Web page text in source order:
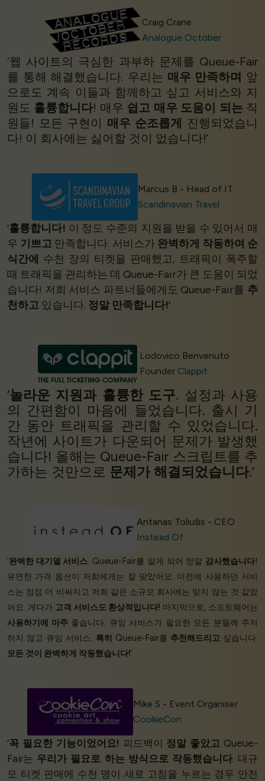
Craig Crane
Analogue October
‘웹 사이트의 극심한 과부하 문제를 Queue-Fair
를 통해 해결했습니다. 우리는 매우 만족하며 앞
으로도 계속 이들과 함께하고 싶고 서비스와 지
원도 훌륭합니다! 매우 쉽고 매우 도움이 되는 직
원들! 모든 구현이 매우 순조롭게
진행되었습니
다! 이 회사에는 싫어할 것이 없습니다!’
Marcus B - Head of IT
Scandinavian Travel
‘훌륭합니다! 이 정도 수준의 지원을 받을 수 있어서 매
우 기쁘고 만족합니다. 서비스가 완벽하게 작동하여 순
식간에
수천 장의 티켓을 판매했고, 트래픽이 폭주할
때 트래픽을 관리하는 데 Queue-Fair가 큰 도움이 되었
습니다! 저희 서비스 파트너들에게도 Queue-Fair를 추
천하고 있습니다. 정말 만족합니다!’
Lodovico Benvenuto
Founder Clappit
‘놀라운 지원과 훌륭한 도구. 설정과 사용
의 간편함이 마음에 들었습니다. 출시 기
간 동안 트래픽을 관리할 수 있었습니다.
작년에 사이트가 다운되어 문제가 발생했
습니다! 올해는 Queue-Fair 스크립트를 추
가하는 것만으로 문제가 해결되었습니다.’
Antanas Toliušis - CEO
Instead Of
‘완벽한 대기열 서비스. Queue-Fair를 알게 되어 정말 감사했습니다!
유연한 가격 옵션이 저희에게는 잘 맞았어요. 이전에 사용하던 서비
스는 점점 더 비싸지고 저희 같은 소규모 회사에는 맞지 않는 것 같았
어요. 게다가 고객 서비스도 환상적입니다! 마지막으로, 소프트웨어는
사용하기에 아주좋습니다. 큐잉 서비스가 필요한 모든 분들께 주저
하지 않고 큐잉 서비스, 특히 Queue-Fair를 추천해드리고싶습니다.
모든 것이 완벽하게 작동했습니다!’
Mike S - Event Organiser
CookieCon
‘꼭 필요한 기능이었어요! 피드백이 정말 좋았고 Queue-
Fair는 우리가 필요로 하는 방식으로 작동했습니다. 대규
모 티켓 판매에 수천 명이 새로 고침을 누르는 경우 안전